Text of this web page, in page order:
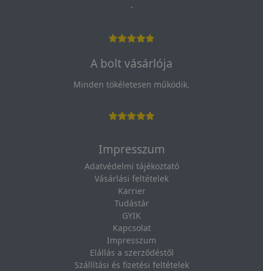
-
A bolt vásárlója
Minden tökéletesen működik.
Impresszum
Adatvédelmi tájékoztató
Vásárlási feltételek
Karrier
Tudástár
GYIK
Kapcsolat
Impresszum
Elállás a szerződéstől
Szállítási és fizetési feltételek